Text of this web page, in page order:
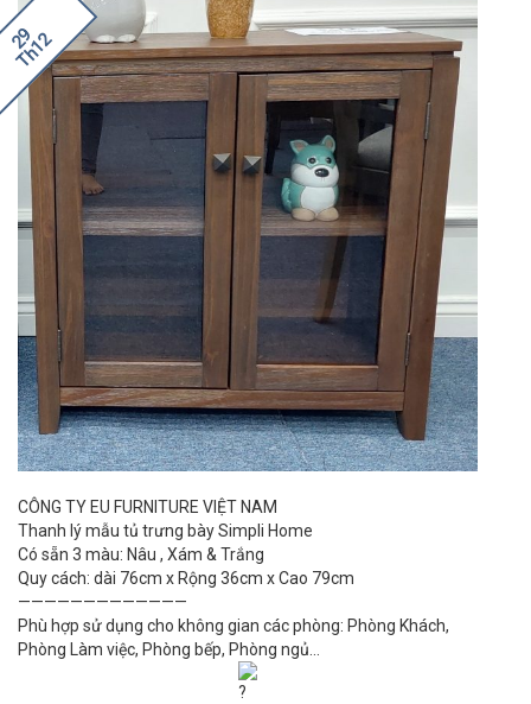
29
Th12
CÔNG TY EU FURNITURE VIỆT NAM
Thanh lý mẫu tủ trưng bày Simpli Home
Có sẵn 3 màu: Nâu , Xám & Trắng
Quy cách: dài 76cm x Rộng 36cm x Cao 79cm
—————————————
Phù hợp sử dụng cho không gian các phòng: Phòng Khách,
Phòng Làm việc, Phòng bếp, Phòng ngủ…